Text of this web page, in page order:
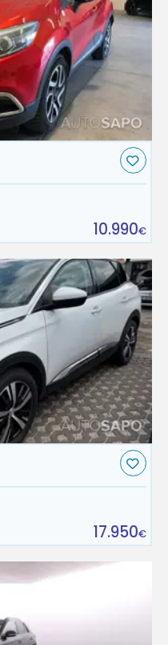
10.990€
17.950€